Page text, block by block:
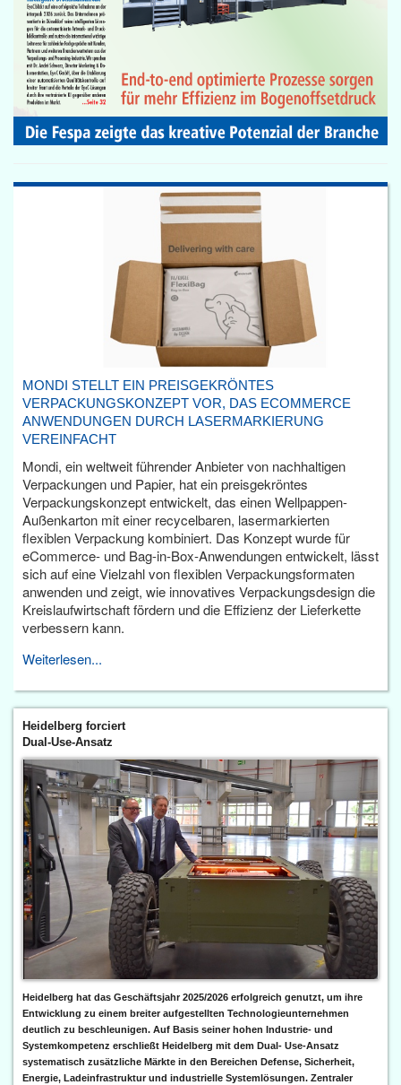
MONDI STELLT EIN PREISGEKRÖNTES
VERPACKUNGSKONZEPT VOR, DAS ECOMMERCE
ANWENDUNGEN DURCH LASERMARKIERUNG
VEREINFACHT
Mondi, ein weltweit führender Anbieter von nachhaltigen
Verpackungen und Papier, hat ein preisgekröntes
Verpackungskonzept entwickelt, das einen Wellpappen-
Außenkarton mit einer recycelbaren, lasermarkierten
flexiblen Verpackung kombiniert. Das Konzept wurde für
eCommerce- und Bag-in-Box-Anwendungen entwickelt, lässt
sich auf eine Vielzahl von flexiblen Verpackungsformaten
anwenden und zeigt, wie innovatives Verpackungsdesign die
Kreislaufwirtschaft fördern und die Effizienz der Lieferkette
verbessern kann.
Weiterlesen...
Heidelberg forciert
Dual-Use-Ansatz
Heidelberg hat das Geschäftsjahr 2025/2026 erfolgreich genutzt, um ihre
Entwicklung zu einem breiter aufgestellten Technologieunternehmen
deutlich zu beschleunigen. Auf Basis seiner hohen Industrie- und
Systemkompetenz erschließt Heidelberg mit dem Dual- Use-Ansatz
systematisch zusätzliche Märkte in den Bereichen Defense, Sicherheit,
Energie, Ladeinfrastruktur und industrielle Systemlösungen. Zentraler